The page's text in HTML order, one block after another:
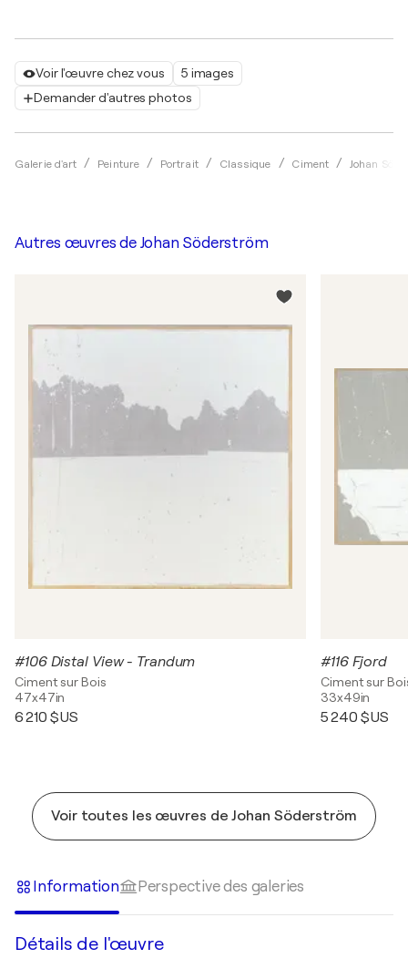
Voir l'œuvre chez vous
5 images
Demander d'autres photos
Galerie d'art Peinture Portrait Classique Ciment Johan
Autres œuvres de Johan Söderström
#106 Distal View - Trandum
Ciment sur Bois
47x47in
6 210 $US
#116 Fjord
Ciment sur
33x49in
5 240 $US
Voir toutes les œuvres de Johan Söderström
Information Perspective des galeries
Détails de l'œuvre